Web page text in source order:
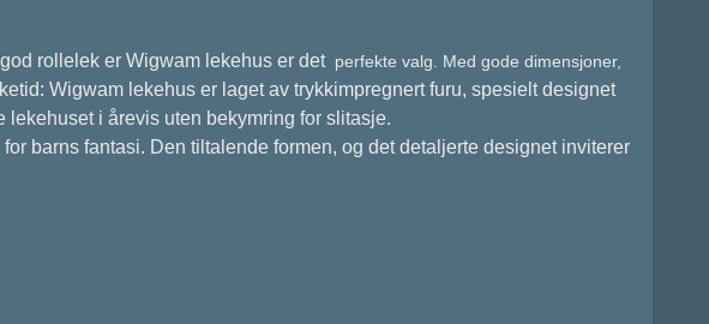
rollelek er Wigwam lekehus er det perfekte valg. Med gode dimensjoner,
Wigwam lekehus er laget av trykkimpregnert furu, spesielt designet
i årevis uten bekymring for slitasje.
barns fantasi. Den tiltalende formen, og det detaljerte designet inviterer